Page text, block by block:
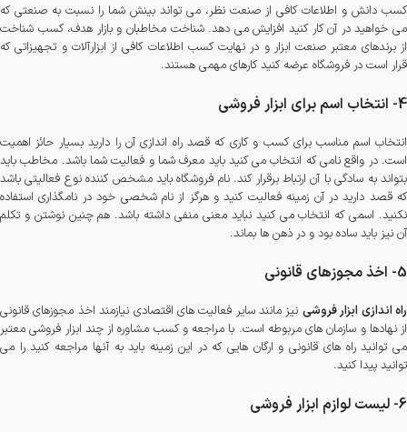
کسب دانش و اطلاعات کافی از صنعت نظر، می تواند بینش شما را نسبت به صنعتی که
می خواهید در آن کار کنید افزایش می دهد. شناخت مخاطبان و بازار هدف، کسب شناخت
از برندهای معتبر صنعت ابزار و در نهایت کسب اطلاعات کافی از ابزارآلات و تجهیزاتی که
قرار است در فروشگاه عرضه کنید کارهای مهمی هستند.
4- انتخاب اسم برای ابزار فروشی
انتخاب اسم مناسب برای کسب و کاری که قصد راه اندازی آن را دارید بسیار حائز اهمیت
است. در واقع نامی که انتخاب می کنید باید معرف شما و فعالیت شما باشد. مخاطب باید
بتواند به سادگی با آن ارتباط برقرار کند. نام فروشگاه باید مشخص کننده نوع فعالیتی باشد
که قصد دارید در آن زمینه فعالیت کنید و هرگز از نام شخصی خود در نامگذاری استفاده
نکنید. اسمی که انتخاب می کنید نباید معنی منفی داشته باشد. هم چنین نوشتن و تکلم
آن نیز باید ساده بود و در ذهن ها بماند.
5- اخذ مجوزهای قانونی
راه اندازی ابزار فروشی نیز مانند سایر فعالیت های اقتصادی نیازمند اخذ مجوزهای قانونی
از نهادها و سازمان های مربوطه است. با مراجعه و کسب مشاوره از چند ابزار فروشی معتبر
می توانید راه های قانونی و ارگان هایی که در این زمینه باید به آنها مراجعه کنید را می
توانید پیدا کنید.
6- لیست لوازم ابزار فروشی